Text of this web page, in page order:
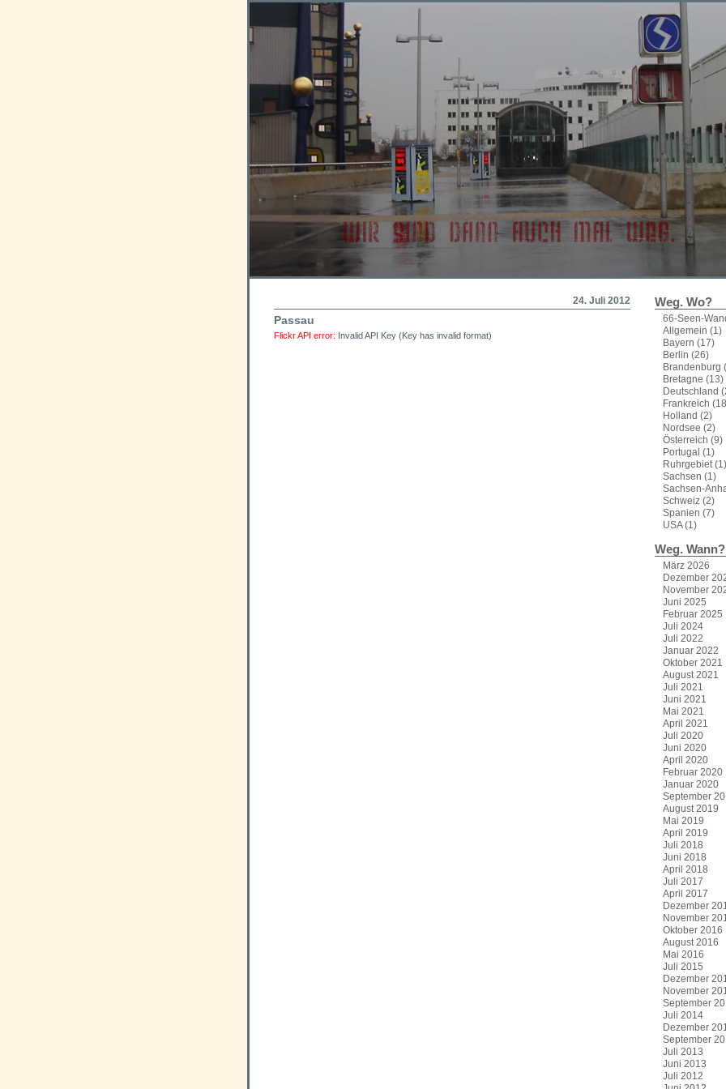
24. Juli 2012
Passau
Flickr API error: Invalid API Key (Key has invalid format)
Weg. Wo?
66-Seen-
Allgemein (1)
Bayern (17)
Berlin (26)
Brandenburg
Bretagne (13)
Deutschland
Frankreich
Holland (2)
Nordsee (2)
Österreich (9)
Portugal (1)
Ruhrgebiet(1)
Sachsen (1)
Sachsen-
Schweiz(2)
Spanien (7)
USA(1)
Weg. Wann?
März 2026
Dezember
November
Juni 2025
Februar 2025
Juli 2024
Juli 2022
Januar 2022
Oktober 2021
August 2021
Juli 2021
Juni 2021
Mai 2021
April 2021
Juli 2020
Juni 2020
April 2020
Februar 2020
Januar 2020
September
August 2019
Mai 2019
April 2019
Juli 2018
Juni 2018
April 2018
Juli 2017
April 2017
Dezember
November
Oktober 2016
August 2016
Mai 2016
Juli 2015
Dezember
November
September
Juli 2014
Dezember
September
Juli 2013
Juni 2013
Juli 2012